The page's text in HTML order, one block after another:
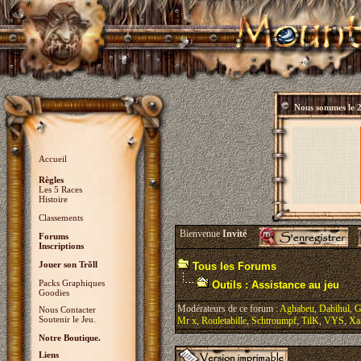
Accueil
Règles
Les 5 Races
Histoire
Classements
Forums
Inscriptions
Jouer son Trõll
Packs Graphiques
Goodies
Nous Contacter
Soutenir le Jeu.
Notre Boutique.
Liens
Nous sommes le
BienvenueInvité
Tous les Forums
Outils : Assistance au jeu
Modérateurs de ce forum :Aghabeu,Dabihul,
Mr x,Rouletabille,Schtroumpf,TilK,VYS,